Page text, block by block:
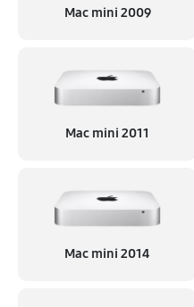
Mac mini 2009
Mac mini 2011
Mac mini 2014